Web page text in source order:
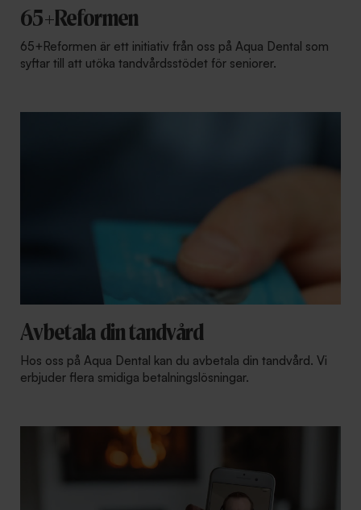
65+Reformen
65+Reformen är ett initiativ från oss på Aqua Dental som
syftar till att utöka tandvårdsstödet för seniorer.
Avbetala din tandvård
Hos oss på Aqua Dental kan du avbetala din tandvård. Vi
erbjuder flera smidiga betalningslösningar.